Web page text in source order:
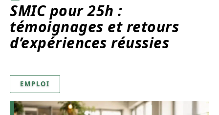
SMIC pour 25h :
témoignages et retours
d’expériences réussies
EMPLOI